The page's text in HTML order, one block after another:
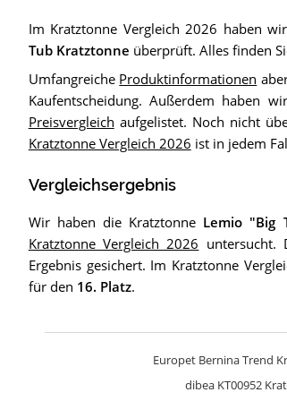
Im Kratztonne Vergleich 2026 haben
Tub Kratztonne überprüft. Alles finden
Umfangreiche Produktinformationen
Kaufentscheidung. Außerdem haben
Preisvergleich aufgelistet. Noch nicht
Kratztonne Vergleich 2026 ist in jedem
Vergleichsergebnis
Wir haben die Kratztonne Lemio "Big
Kratztonne Vergleich 2026 untersucht.
Ergebnis gesichert. Im Kratztonne
für den 16. Platz.
Europet Bernina Trend
dibea KT00952